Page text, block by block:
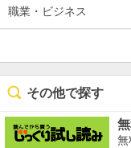
職業・ビジネス
その他で探す
無